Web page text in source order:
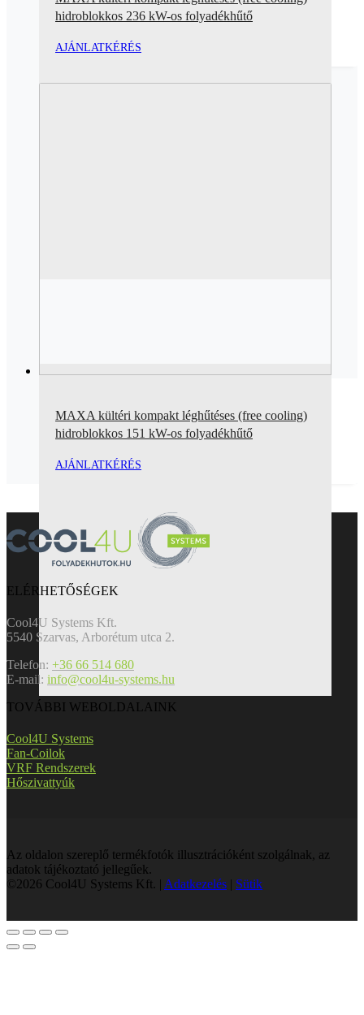
hidroblokkos 236 kW-os folyadékhűtő
AJÁNLATKÉRÉS
MAXA kültéri kompakt léghűtéses (free cooling)
hidroblokkos 151 kW-os folyadékhűtő
AJÁNLATKÉRÉS
ELÉRHETŐSÉGEK
Cool4U Systems Kft.
5540 Szarvas, Arborétum utca 2.
Telefon: +36 66 514 680
E-mail: info@cool4u-systems.hu
TOVÁBBI WEBOLDALAINK
Cool4U Systems
Fan-Coilok
VRF Rendszerek
Hőszivattyúk
Az oldalon szereplő termékfotók illusztrációként szolgálnak, az
adatok tájékoztató jellegűek.
©2026 Cool4U Systems Kft. | Adatkezelés | Sütik